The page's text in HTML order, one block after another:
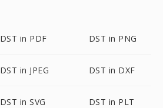
DST in PDF DST in PNG
DST in JPEG DST in DXF
DST in SVG DST in PLT